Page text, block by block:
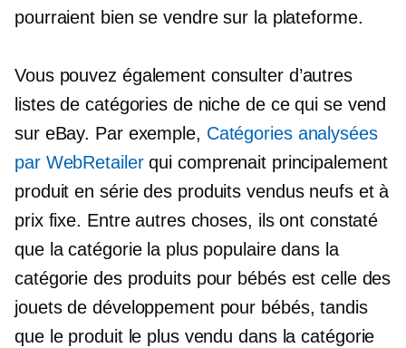
pourraient bien se vendre sur la plateforme.
Vous pouvez également consulter d’autres
listes de catégories de niche de ce qui se vend
sur eBay. Par exemple, Catégories analysées
par WebRetailerqui comprenait principalement
produit en sériedes produits vendus neufs et à
prix fixe. Entre autres choses, ils ont constaté
que la catégorie la plus populaire dans la
catégorie des produits pour bébés est celle des
jouets de développement pour bébés, tandis
que le produit le plus vendu dans la catégorie